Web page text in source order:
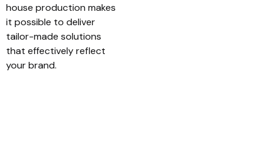
house production makes
it possible to deliver
tailor-made solutions
that effectively reflect
your brand.